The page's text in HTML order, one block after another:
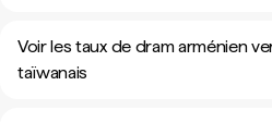
Voir les taux de dram arménien
taïwanais